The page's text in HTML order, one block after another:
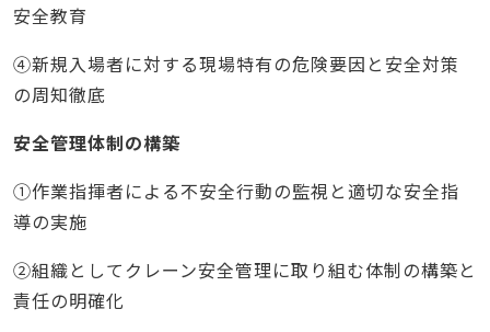
安全教育
④新規入場者に対する現場特有の危険要因と安全対策
の周知徹底
安全管理体制の構築
①作業指揮者による不安全行動の監視と適切な安全指
導の実施
②組織としてクレーン安全管理に取り組む体制の構築と
責任の明確化